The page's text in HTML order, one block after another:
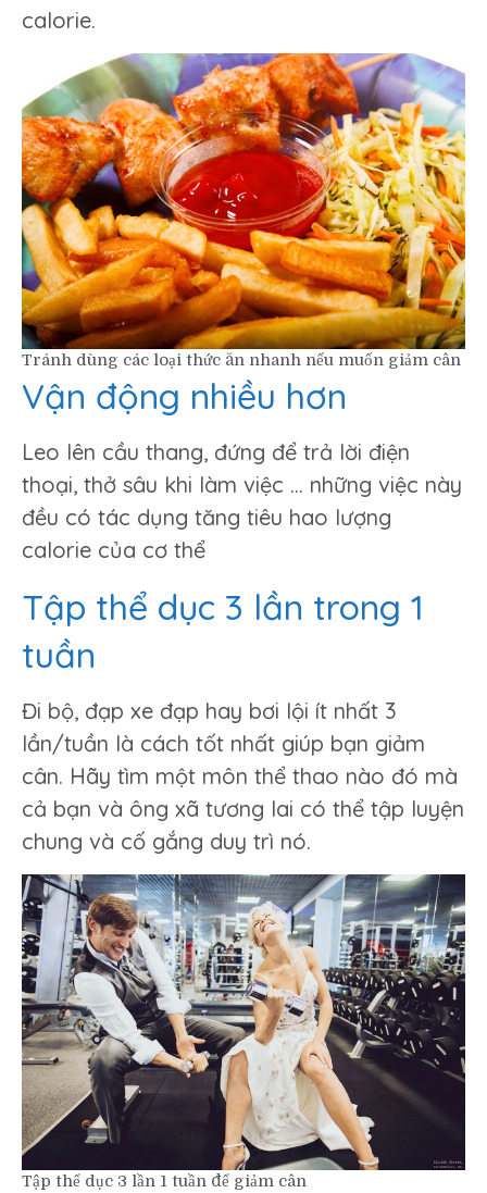
calorie.
Tránh dùng các loại thức ăn nhanh nếu muốn giảm cân
Vận động nhiều hơn
Leo lên cầu thang, đứng để trả lời điện
thoại, thở sâu khi làm việc … những việc này
đều có tác dụng tăng tiêu hao lượng
calorie của cơ thể
Tập thể dục 3 lần trong 1
tuần
Đi bộ, đạp xe đạp hay bơi lội ít nhất 3
lần/tuần là cách tốt nhất giúp bạn giảm
cân. Hãy tìm một môn thể thao nào đó mà
cả bạn và ông xã tương lai có thể tập luyện
chung và cố gắng duy trì nó.
Tập thể dục 3 lần 1 tuần để giảm cân